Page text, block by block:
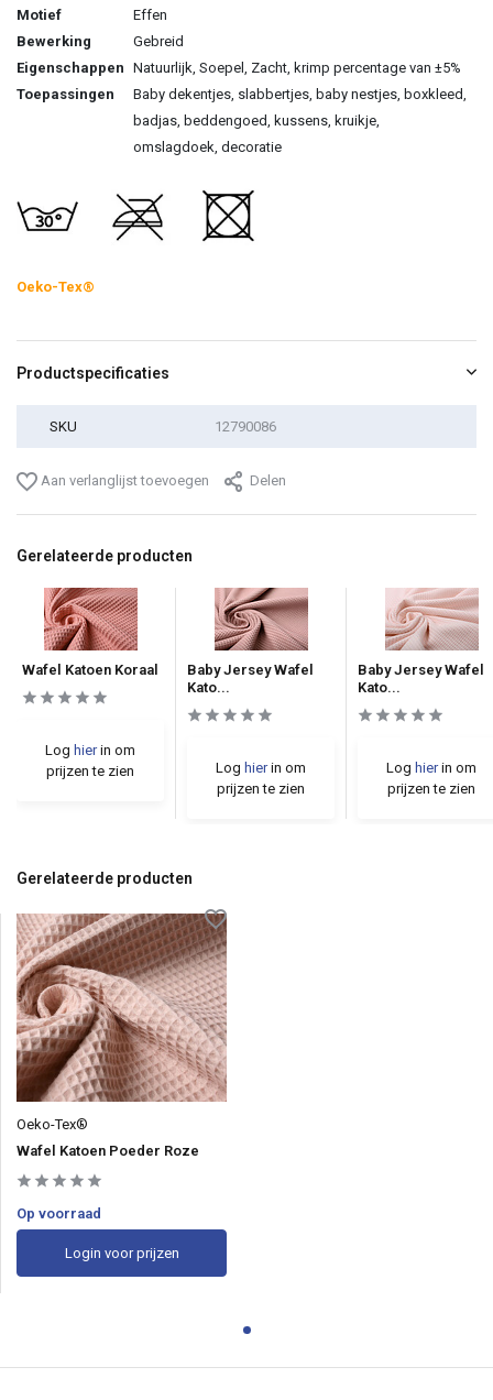
Motief
Effen
Bewerking
Gebreid
Eigenschappen Natuurlijk, Soepel, Zacht, krimp percentage van ±5%
Toepassingen
Baby dekentjes, slabbertjes, baby nestjes, boxkleed,
badjas, beddengoed, kussens, kruikje,
omslagdoek, decoratie
Oeko-Tex®
Productspecificaties
SKU 12790086
Aan verlanglijst toevoegen Delen
Gerelateerde producten
Wafel Katoen Koraal
Log hierin om
prijzen te zien
Baby Jersey Wafel
Kato...
Log hierin om
prijzen te zien
Baby Jersey Wafel
Kato...
Log hierin om
prijzen te zien
Gerelateerde producten
Oeko-Tex®
Wafel Katoen Poeder Roze
Op voorraad
Login voor prijzen